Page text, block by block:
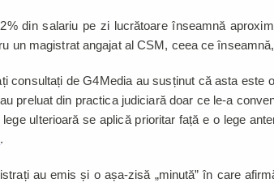
din salariu pe zi lucrătoare înseamnă
un magistrat angajat al CSM, ceea ce
consultați de G4Media au susținut că asta este
preluat din practica judiciară doar ce le-a
ulterioară se aplică prioritar față e o lege
.
au emis și o așa-zisă „minută” în care